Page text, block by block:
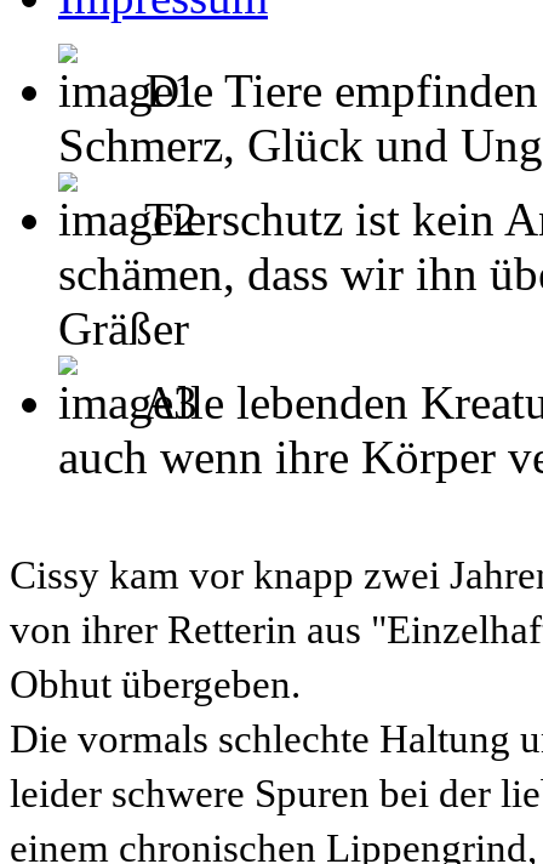
Die Tiere
Schmerz, Glück und
Tierschutz ist kein
schämen, dass wir ihn
Gräßer
Alle lebenden
auch wenn ihre Körper
Cissy kam vor knapp zwei
von ihrer Retterin aus
Obhut übergeben.
Die vormals schlechte Haltung
leider schwere Spuren bei der
einem chronischen